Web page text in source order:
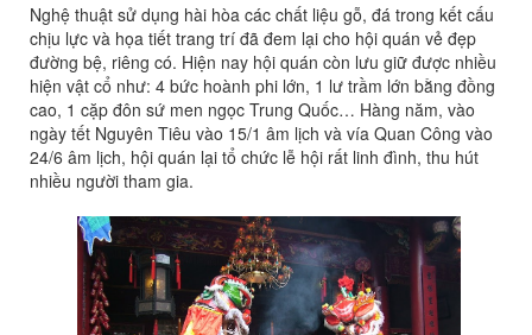
Nghệ thuật sử dụng hài hòa các chất liệu gỗ, đá trong kết cấu
chịu lực và họa tiết trang trí đã đem lại cho hội quán vẻ đẹp
đường bệ, riêng có. Hiện nay hội quán còn lưu giữ được nhiều
hiện vật cổ như: 4 bức hoành phi lớn, 1 lư trầm lớn bằng đồng
cao, 1 cặp đôn sứ men ngọc Trung Quốc… Hàng năm, vào
ngày tết Nguyên Tiêu vào 15/1 âm lịch và vía Quan Công vào
24/6 âm lịch, hội quán lại tổ chức lễ hội rất linh đình, thu hút
nhiều người tham gia.